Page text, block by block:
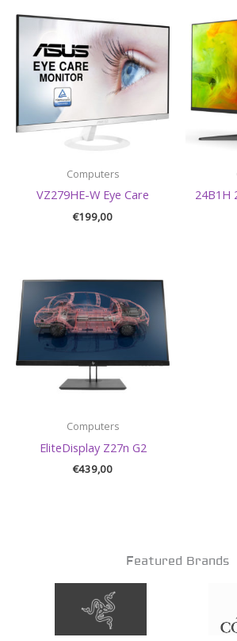
Computers
VZ279HE-W Eye Care
€199,00
24B1H
Computers
EliteDisplay Z27n G2
€439,00
Featured Brands